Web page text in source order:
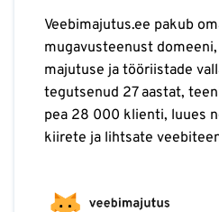
Veebimajutus.ee pakub
mugavusteenust
majutuse ja tööriistade
tegutsenud 27 aastat,
pea 28 000 klienti, luues
kiirete ja lihtsate